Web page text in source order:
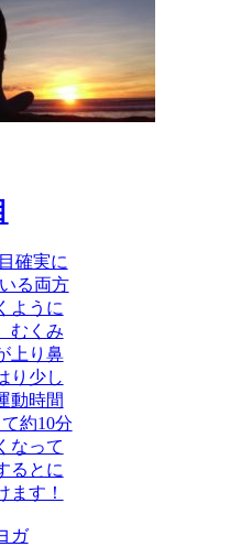
確実に
る両方
ように
むくみ
上り鼻
り少し
動時間
約10分
なって
るとに
ます！
ガ